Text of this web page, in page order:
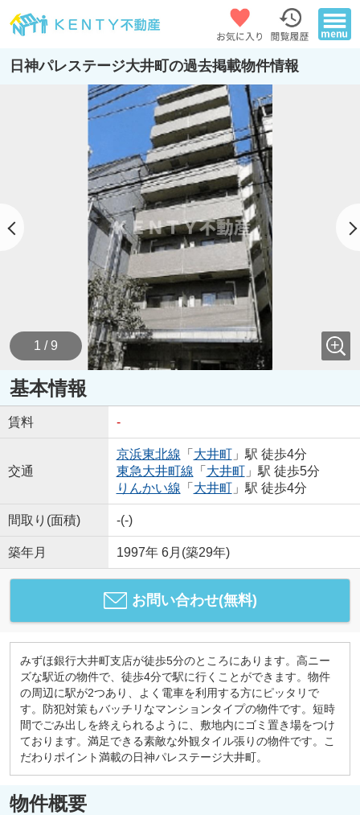
日神パレステージ大井町の過去掲載物件情報
1 / 9
基本情報
賃料 -
交通
京浜東北線 「 大井町」駅 徒歩4分
東急大井町線 「 大井町」駅 徒歩5分
りんかい線 「 大井町」駅 徒歩4分
間取り(面積) -(-)
築年月 1997年 6月(築29年)
お問い合わせ(無料)
みずほ銀行大井町支店が徒歩5分のところにあります。高ニー
ズな駅近の物件で、徒歩4分で駅に行くことができます。物件
の周辺に駅が2つあり、よく電車を利用する方にピッタリで
す。防犯対策もバッチリなマンションタイプの物件です。短時
間でごみ出しを終えられるように、敷地内にゴミ置き場をつけ
ております。満足できる素敵な外観タイル張りの物件です。こ
だわりポイント満載の日神パレステージ大井町。
物件概要